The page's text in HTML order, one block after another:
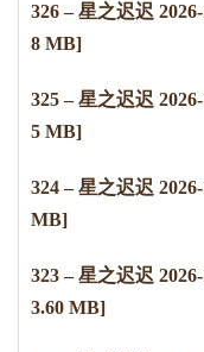
326 – 星之迟迟
8 MB]
325 – 星之迟迟
5 MB]
324 – 星之迟迟
MB]
323 – 星之迟迟
3.60 MB]